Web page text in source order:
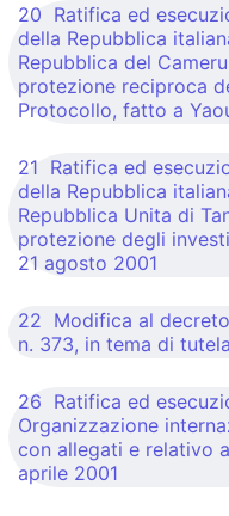
20 Ratifica ed
della Repubblica
Repubblica del
protezione reciproca
Protocollo, fatto a
21 Ratifica ed
della Repubblica
Repubblica Unita di
protezione degli
21 agosto 2001
22 Modifica al
n. 373, in tema di
26 Ratifica ed
Organizzazione
con allegati e relativo
aprile 2001